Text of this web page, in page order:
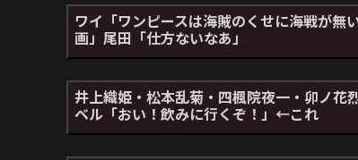
ワイ「ワンピースは海賊のくせに海戦が無
画」尾田「仕方ないなあ」
井上織姫・松本乱菊・四楓院夜一・卯ノ花
ベル「おい！飲みに行くぞ！」←これ